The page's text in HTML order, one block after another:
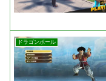
ドラゴンボール